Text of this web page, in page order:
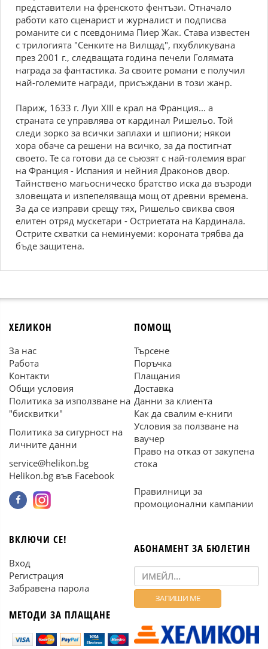
представители на френското фентъзи. Отначало
работи като сценарист и журналист и подписва
романите си с псевдонима Пиер Жак. Става известен
с трилогията "Сенките на Вилщад", пхубликувана
през 2001 г., следващата година печели Голямата
награда за фантастика. За своите романи е получил
най-големите награди, присъждани в този жанр.
Париж, 1633 г. Луи XIII е крал на Франция... а
страната се управлява от кардинал Ришельо. Той
следи зорко за всички заплахи и шпиони; някои
хора обаче са решени на всичко, за да постигнат
своето. Те са готови да се съюзят с най-големия враг
на Франция - Испания и нейния Драконов двор.
Тайнствено магьосническо братство иска да възроди
зловещата и изпепеляваща мощ от древни времена.
За да се изправи срещу тях, Ришельо свиква своя
елитен отряд мускетари - Остриетата на Кардинала.
Острите схватки са неминуеми: короната трябва да
бъде защитена.
ХЕЛИКОН
За нас
Работа
Контакти
Общи условия
Политика за използване на
"бисквитки"
Политика за сигурност на
личните данни
service@helikon.bg
Helikon.bg във Facebook
ПОМОЩ
Търсене
Поръчка
Плащания
Доставка
Данни за клиента
Как да свалим е-книги
Условия за ползване на
ваучер
Право на отказ от закупена
стока
Правилници за
промоционални кампании
ВКЛЮЧИ СЕ!
Вход
Регистрация
Забравена парола
МЕТОДИ ЗА ПЛАЩАНЕ
АБОНАМЕНТ ЗА БЮЛЕТИН